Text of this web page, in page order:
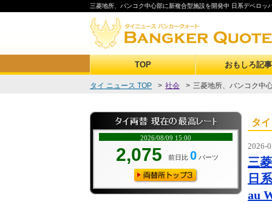
三菱地所、バンコク中心部に新複合型施設を開発中 日系デベロッ
TOP おもしろ記事
タイ ニュース TOP > 社会 > 三菱地所、バンコク中
タ
2026-
三
日
au